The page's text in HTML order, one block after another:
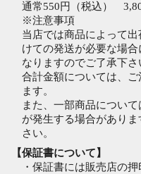
通常550円（税込）
※注意事項
当店では商品によって
けての発送が必要な場
なりますのでご了承下さ
合計金額については、
ます。
また、一部商品につい
が発生する場合があり
さい。
【保証書について】
・保証書には販売店の